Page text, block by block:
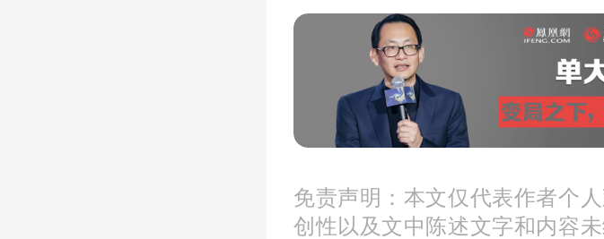
免责声明：本文仅代表作者个
创性以及文中陈述文字和内容